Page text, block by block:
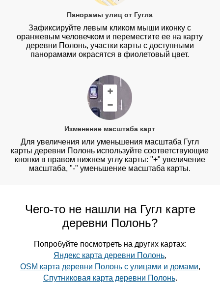
Панорамы улиц от Гугла
Зафиксируйте левым кликом мыши иконку с
оранжевым человечком и переместите ее на карту
деревни Полонь, участки карты с доступными
панорамами окрасятся в фиолетовый цвет.
Изменение масштаба карт
Для увеличения или уменьшения масштаба Гугл
карты деревни Полонь используйте соответствующие
кнопки в правом нижнем углу карты: "+" увеличение
масштаба, "-" уменьшение масштаба карты.
Чего-то не нашли на Гугл карте
деревни Полонь?
Попробуйте посмотреть на других картах:
Яндекс карта деревни Полонь,
OSM карта деревни Полонь с улицами и домами,
Спутниковая карта деревни Полонь.